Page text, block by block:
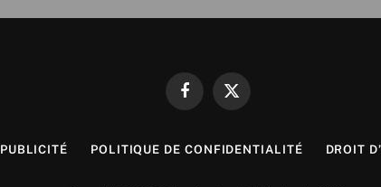
FacebookX
PUBLICITÉ POLITIQUE DE CONFIDENTIALITÉ DROIT